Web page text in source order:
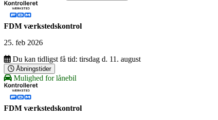
FDM værkstedskontrol
25. feb 2026
Du kan tidligst få tid: tirsdag d. 11. august
Åbningstider
Mulighed for lånebil
FDM værkstedskontrol